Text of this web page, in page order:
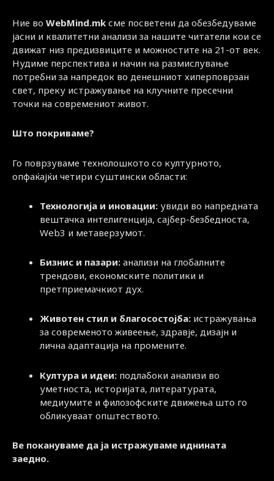
Ние во WebMind.mk сме посветени да обезбедуваме
јасни и квалитетни анализи за нашите читатели кои се
движат низ предизвиците и можностите на 21-от век.
Нудиме перспектива и начин на размислување
потребни за напредок во денешниот хиперповрзан
свет, преку истражување на клучните пресечни
точки на современиот живот.
Што покриваме?
Го поврзуваме технолошкото со културното,
опфаќајќи четири суштински области:
Технологија и иновации: увиди во напредната
вештачка интелигенција, сајбер-безбедноста,
Web3 и метаверзумот.
Бизнис и пазари: анализи на глобалните
трендови, економските политики и
претприемачкиот дух.
Животен стил и благосостојба: истражувања
за современото живеење, здравје, дизајн и
лична адаптација на промените.
Култура и идеи: подлабоки анализи во
уметноста, историјата, литературата,
медиумите и филозофските движења што го
обликуваат општеството.
Ве покануваме да ја истражуваме иднината
заедно.